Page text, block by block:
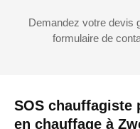
SOS chauffagiste
en chauffage à
Demandez votre devis
formulaire de